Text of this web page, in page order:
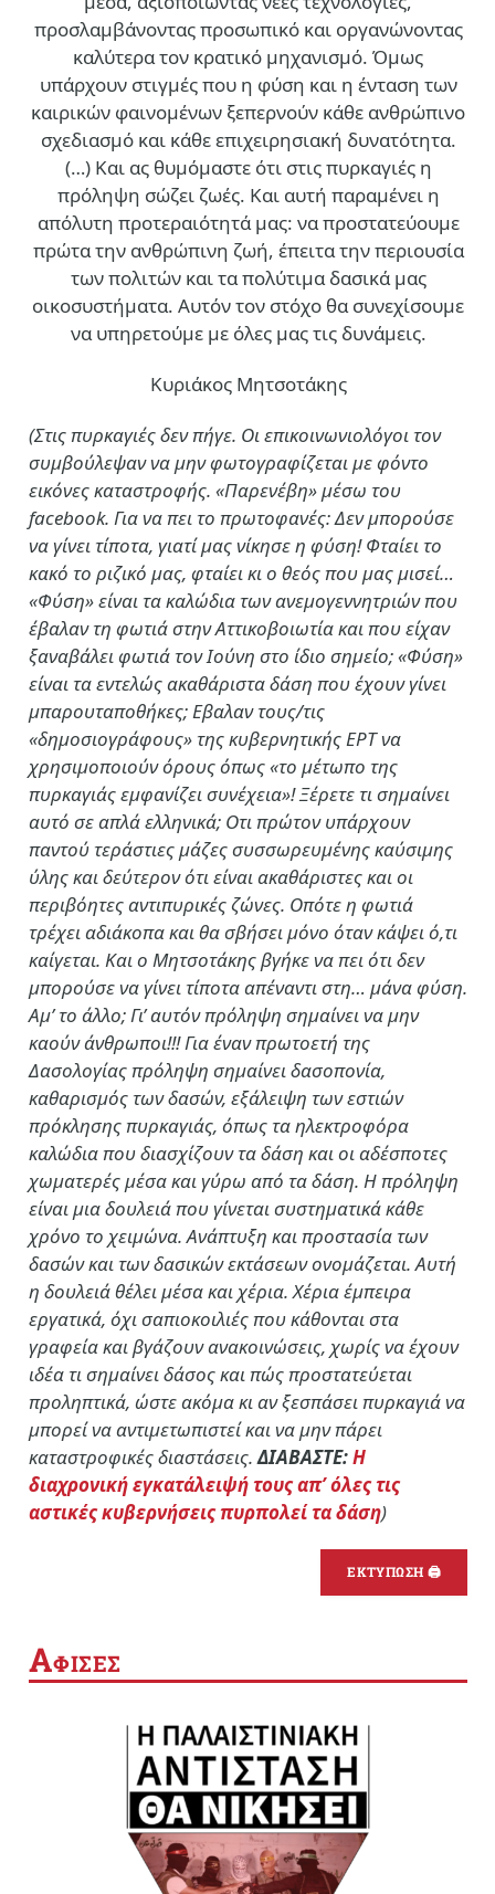
προσλαμβάνοντας προσωπικό και οργανώνοντας
καλύτερα τον κρατικό μηχανισμό. Όμως
υπάρχουν στιγμές που η φύση και η ένταση των
καιρικών φαινομένων ξεπερνούν κάθε ανθρώπινο
σχεδιασμό και κάθε επιχειρησιακή δυνατότητα.
(…) Και ας θυμόμαστε ότι στις πυρκαγιές η
πρόληψη σώζει ζωές. Και αυτή παραμένει η
απόλυτη προτεραιότητά μας: να προστατεύουμε
πρώτα την ανθρώπινη ζωή, έπειτα την περιουσία
των πολιτών και τα πολύτιμα δασικά μας
οικοσυστήματα. Αυτόν τον στόχο θα συνεχίσουμε
να υπηρετούμε με όλες μας τις δυνάμεις.
Κυριάκος Μητσοτάκης
(Στις πυρκαγιές δεν πήγε. Οι επικοινωνιολόγοι τον
συμβούλεψαν να μην φωτογραφίζεται με φόντο
εικόνες καταστροφής. «Παρενέβη» μέσω του
facebook. Για να πει το πρωτοφανές: Δεν μπορούσε
να γίνει τίποτα, γιατί μας νίκησε η φύση! Φταίει το
κακό το ριζικό μας, φταίει κι ο θεός που μας μισεί…
«Φύση» είναι τα καλώδια των ανεμογεννητριών που
έβαλαν τη φωτιά στην Αττικοβοιωτία και που είχαν
ξαναβάλει φωτιά τον Ιούνη στο ίδιο σημείο; «Φύση»
είναι τα εντελώς ακαθάριστα δάση που έχουν γίνει
μπαρουταποθήκες; Εβαλαν τους/τις
«δημοσιογράφους» της κυβερνητικής ΕΡΤ να
χρησιμοποιούν όρους όπως «το μέτωπο της
πυρκαγιάς εμφανίζει συνέχεια»! Ξέρετε τι σημαίνει
αυτό σε απλά ελληνικά; Οτι πρώτον υπάρχουν
παντού τεράστιες μάζες συσσωρευμένης καύσιμης
ύλης και δεύτερον ότι είναι ακαθάριστες και οι
περιβόητες αντιπυρικές ζώνες. Οπότε η φωτιά
τρέχει αδιάκοπα και θα σβήσει μόνο όταν κάψει ό,τι
καίγεται. Και ο Μητσοτάκης βγήκε να πει ότι δεν
μπορούσε να γίνει τίποτα απέναντι στη… μάνα φύση.
Αμ’ το άλλο; Γι’ αυτόν πρόληψη σημαίνει να μην
καούν άνθρωποι!!! Για έναν πρωτοετή της
Δασολογίας πρόληψη σημαίνει δασοπονία,
καθαρισμός των δασών, εξάλειψη των εστιών
πρόκλησης πυρκαγιάς, όπως τα ηλεκτροφόρα
καλώδια που διασχίζουν τα δάση και οι αδέσποτες
χωματερές μέσα και γύρω από τα δάση. Η πρόληψη
είναι μια δουλειά που γίνεται συστηματικά κάθε
χρόνο το χειμώνα. Ανάπτυξη και προστασία των
δασών και των δασικών εκτάσεων ονομάζεται. Αυτή
η δουλειά θέλει μέσα και χέρια. Χέρια έμπειρα
εργατικά, όχι σαπιοκοιλιές που κάθονται στα
γραφεία και βγάζουν ανακοινώσεις, χωρίς να έχουν
ιδέα τι σημαίνει δάσος και πώς προστατεύεται
προληπτικά, ώστε ακόμα κι αν ξεσπάσει πυρκαγιά να
μπορεί να αντιμετωπιστεί και να μην πάρει
καταστροφικές διαστάσεις.ΔΙΑΒΑΣΤΕ:Η
διαχρονική εγκατάλειψή τους απ’ όλες τις
αστικές κυβερνήσεις πυρπολεί τα δάση)
ΕΚΤΥΠΩΣΗ 🖨
ΑΦΙΣΕΣ